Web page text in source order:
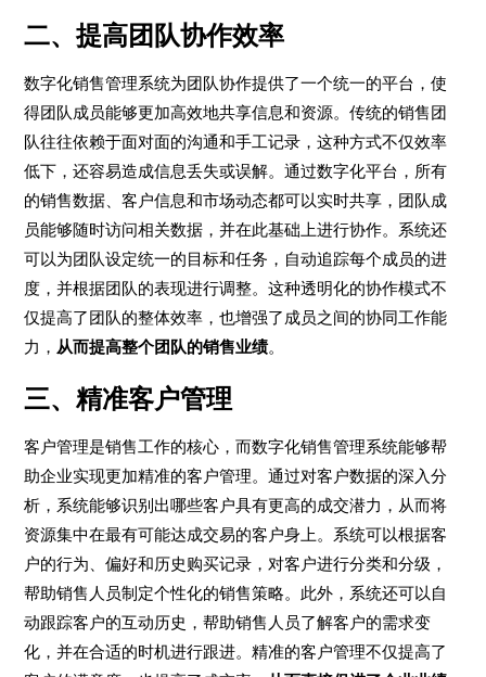
二、提高团队协作效率
数字化销售管理系统为团队协作提供了一个统一的平台，使
得团队成员能够更加高效地共享信息和资源。传统的销售团
队往往依赖于面对面的沟通和手工记录，这种方式不仅效率
低下，还容易造成信息丢失或误解。通过数字化平台，所有
的销售数据、客户信息和市场动态都可以实时共享，团队成
员能够随时访问相关数据，并在此基础上进行协作。系统还
可以为团队设定统一的目标和任务，自动追踪每个成员的进
度，并根据团队的表现进行调整。这种透明化的协作模式不
仅提高了团队的整体效率，也增强了成员之间的协同工作能
力， 从而提高整个团队的销售业绩。
三、精准客户管理
客户管理是销售工作的核心，而数字化销售管理系统能够帮
助企业实现更加精准的客户管理。通过对客户数据的深入分
析，系统能够识别出哪些客户具有更高的成交潜力，从而将
资源集中在最有可能达成交易的客户身上。系统可以根据客
户的行为、偏好和历史购买记录，对客户进行分类和分级，
帮助销售人员制定个性化的销售策略。此外，系统还可以自
动跟踪客户的互动历史，帮助销售人员了解客户的需求变
化，并在合适的时机进行跟进。精准的客户管理不仅提高了